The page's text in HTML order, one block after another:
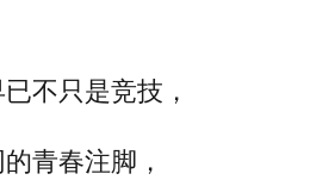
不只是竞技，
青春注脚，